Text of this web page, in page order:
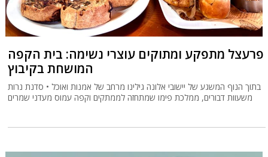
פרעצל מתפקע ומתוקים עוצרי נשימה: בית הקפה
המושחת בקיבוץ
בתוך הנוף המשגע של יישובי אלונה גילינו מרחב של אמנות ואוכל • סדנת נרות
משעוות דבורים, ממלכת פימו שמתחזה לממתקים וקפה עמוס מעדני שמרים